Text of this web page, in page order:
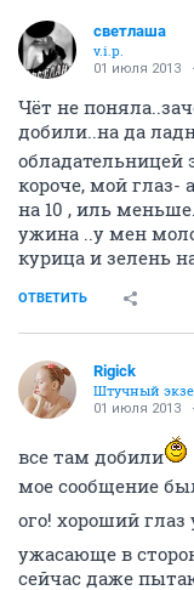
светлаша
v.i.p.
01 июля 2013
Чёт не
добили..на да
обладательницей
короче, мой глаз-
на 10 , иль
ужина ..у мен
курица и зелень
ОТВЕТИТЬ
Rigick
Штучный
01 июля 2013
все там добили
мое сообщение
ого! хороший глаз
ужасающе в
сейчас даже